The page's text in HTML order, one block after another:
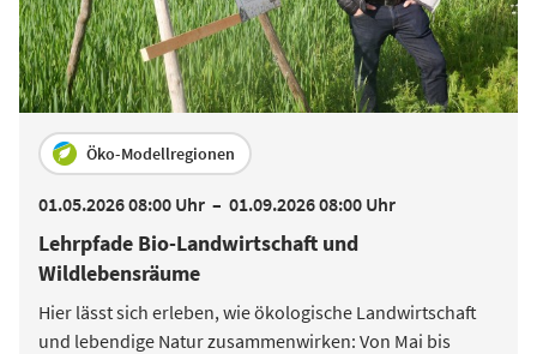
01.05.2026 08:00 Uhr – 01.09.2026 08:00 Uhr
Lehrpfade Bio-Landwirtschaft und
Wildlebensräume
Öko-Modellregionen
Hier lässt sich erleben, wie ökologische Landwirtschaft
und lebendige Natur zusammenwirken: Von Mai bis